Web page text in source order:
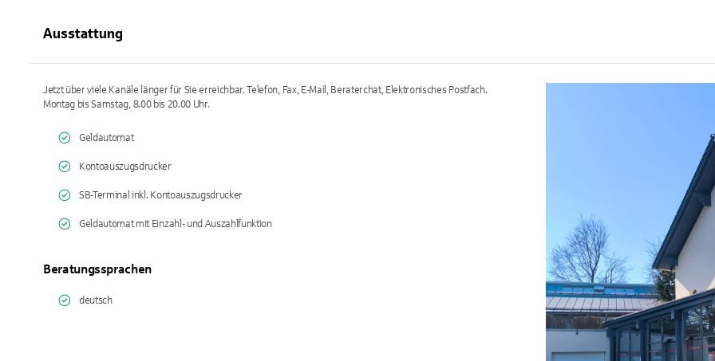
Ausstattung
Jetzt über viele Kanäle länger für Sie erreichbar. Telefon, Fax, E-Mail, Beraterchat, Elektronisches Postfach.
Montag bis Samstag, 8.00 bis 20.00 Uhr.
Geldautomat
Kontoauszugsdrucker
SB-Terminal inkl. Kontoauszugsdrucker
Geldautomat mit Einzahl- und Auszahlfunktion
Beratungssprachen
deutsch